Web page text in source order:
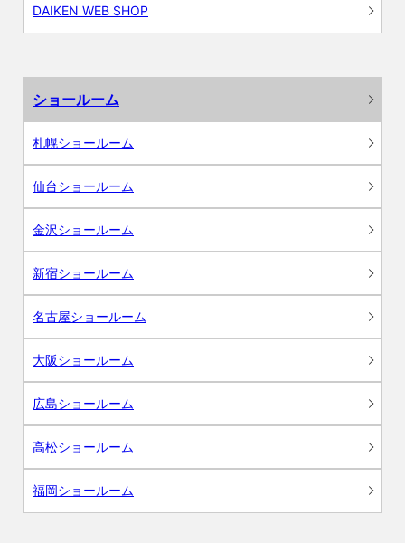
DAIKEN WEB SHOP
ショールーム
札幌ショールーム
仙台ショールーム
金沢ショールーム
新宿ショールーム
名古屋ショールーム
大阪ショールーム
広島ショールーム
高松ショールーム
福岡ショールーム